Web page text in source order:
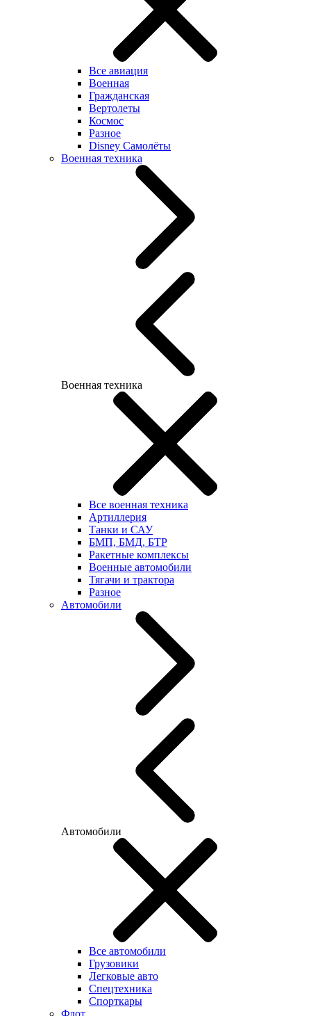
Все авиация
Военная
Гражданская
Вертолеты
Космос
Разное
Disney Самолёты
Военная техника
Военная техника
Все военная техника
Артиллерия
Танки и САУ
БМП, БМД, БТР
Ракетные комплексы
Военные автомобили
Тягачи и трактора
Разное
Автомобили
Автомобили
Все автомобили
Грузовики
Легковые авто
Спецтехника
Спорткары
Флот